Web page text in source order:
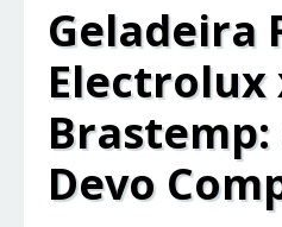
Geladeira
Electrolux
Brastemp:
Devo